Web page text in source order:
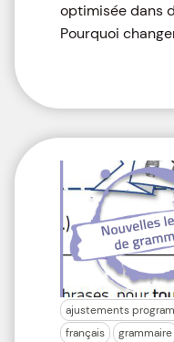
optimisée dans
Pourquoi
ajustements
français
grammaire